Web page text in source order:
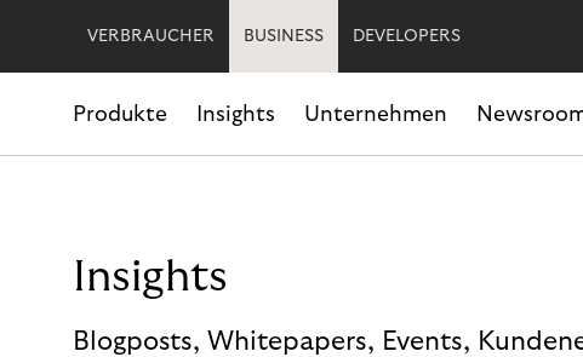
VERBRAUCHER BUSINESS DEVELOPERS
Produkte Insights Unternehmen
Insights
Blogposts, Whitepapers, Events,